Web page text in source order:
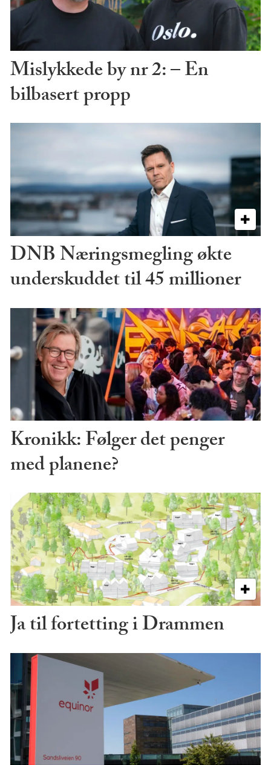
Mislykkede by nr 2: – En
bilbasert propp
DNB Næringsmegling økte
underskuddet til 45 millioner
Kronikk: Følger det penger
med planene?
Ja til fortetting i Drammen